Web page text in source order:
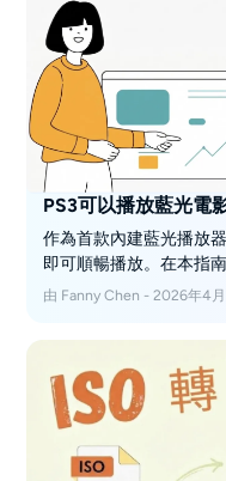
PS3可以播放藍光電
作為首款內建藍光播放
即可順暢播放。在本指
放藍光光碟、提取藍光
由 Fanny Chen - 2026年4